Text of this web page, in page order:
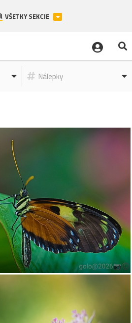
VŠETKY SEKCIE
Nálepky